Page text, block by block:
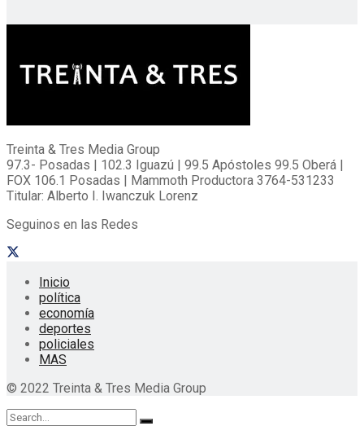
Treinta & Tres Media Group
97.3- Posadas | 102.3 Iguazú | 99.5 Apóstoles 99.5 Oberá |
FOX 106.1 Posadas | Mammoth Productora 3764-531233
Titular: Alberto I. Iwanczuk Lorenz
Seguinos en las Redes
Inicio
política
economía
deportes
policiales
MAS
© 2022 Treinta & Tres Media Group